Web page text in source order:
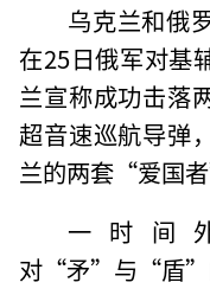
乌克兰和俄
在25日俄军对基
兰宣称成功击
超音速巡航导弹
兰的两套“爱国
一时间
对“矛”与“盾”